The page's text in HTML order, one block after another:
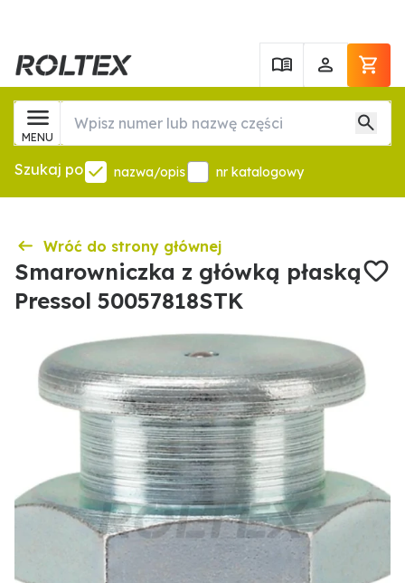
MENU
Szukaj po nazwa/opis nr katalogowy
Wróć do strony głównej
Smarowniczka z główką płaską
Pressol 50057818STK